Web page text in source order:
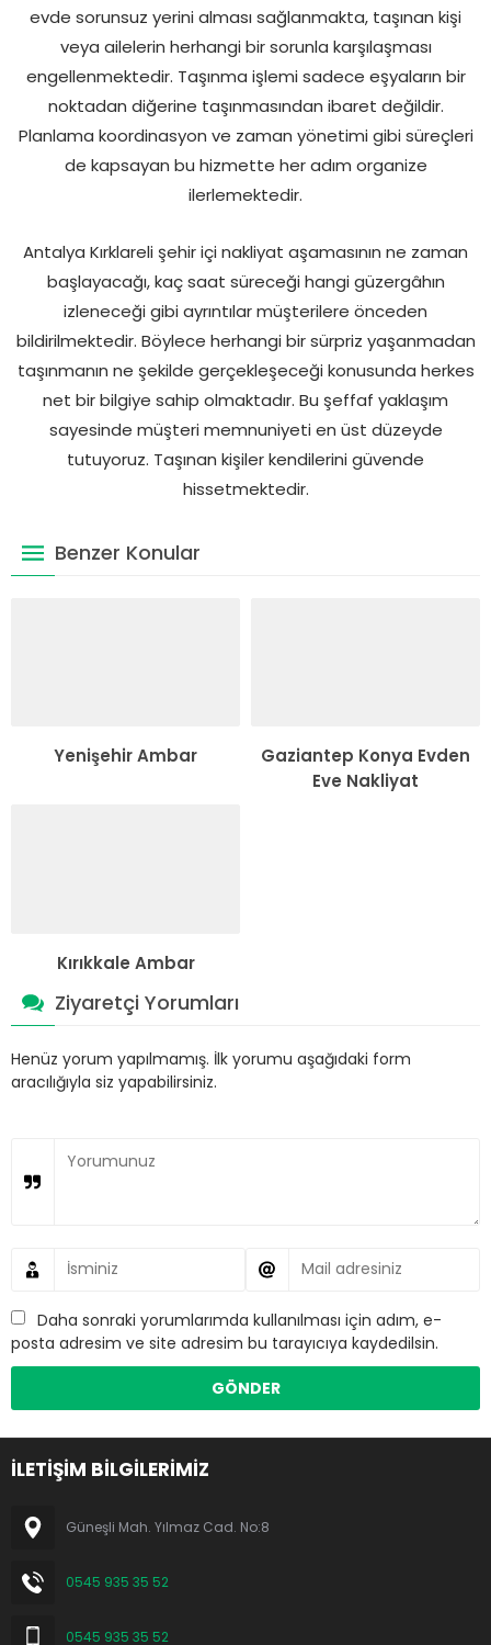
evde sorunsuz yerini alması sağlanmakta, taşınan kişi
veya ailelerin herhangi bir sorunla karşılaşması
engellenmektedir. Taşınma işlemi sadece eşyaların bir
noktadan diğerine taşınmasından ibaret değildir.
Planlama koordinasyon ve zaman yönetimi gibi süreçleri
de kapsayan bu hizmette her adım organize
ilerlemektedir.
Antalya Kırklareli şehir içi nakliyat aşamasının ne zaman
başlayacağı, kaç saat süreceği hangi güzergâhın
izleneceği gibi ayrıntılar müşterilere önceden
bildirilmektedir. Böylece herhangi bir sürpriz yaşanmadan
taşınmanın ne şekilde gerçekleşeceği konusunda herkes
net bir bilgiye sahip olmaktadır. Bu şeffaf yaklaşım
sayesinde müşteri memnuniyeti en üst düzeyde
tutuyoruz. Taşınan kişiler kendilerini güvende
hissetmektedir.
Benzer Konular
Yenişehir Ambar
Gaziantep Konya Evden
Eve Nakliyat
Kırıkkale Ambar
Ziyaretçi Yorumları
Henüz yorum yapılmamış. İlk yorumu aşağıdaki form
aracılığıyla siz yapabilirsiniz.
Daha sonraki yorumlarımda kullanılması için adım, e-
posta adresim ve site adresim bu tarayıcıya kaydedilsin.
İLETİŞİM BİLGİLERİMİZ
Güneşli Mah. Yılmaz Cad. No:8
0545 935 35 52
0545 935 35 52